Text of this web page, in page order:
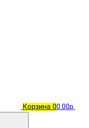
Корзина 00.00р.